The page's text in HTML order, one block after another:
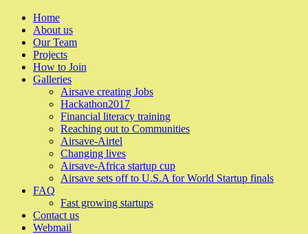
Home
About us
Our Team
Projects
How to Join
Galleries
Airsave creating Jobs
Hackathon2017
Financial literacy training
Reaching out to Communities
Airsave-Airtel
Changing lives
Airsave-Africa startup cup
Airsave sets off to U.S.A for World Startup finals
FAQ
Fast growing startups
Contact us
Webmail